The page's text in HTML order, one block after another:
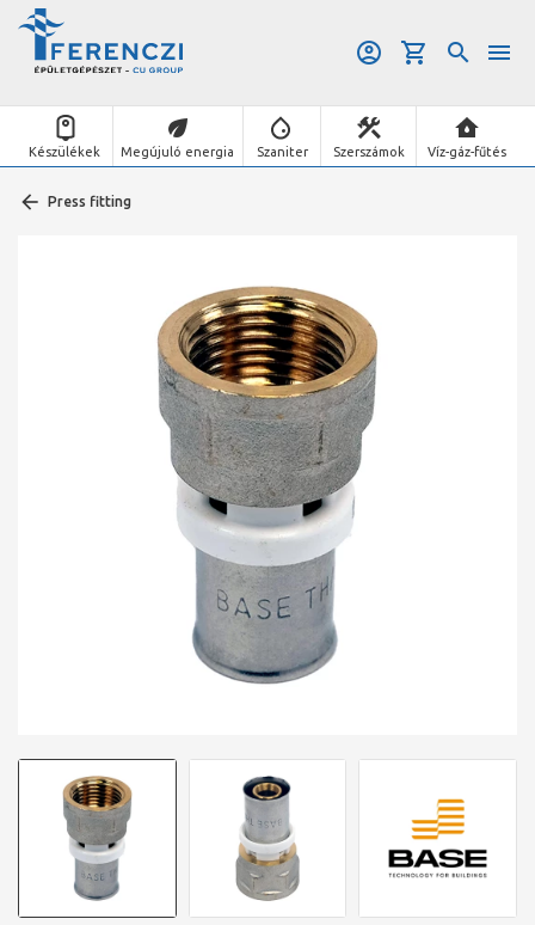
Készülékek Megújuló energia Szaniter Szerszámok Víz-gáz-fűtés
Press fitting